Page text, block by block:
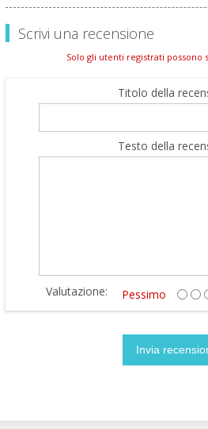
Scrivi una recensione
Solo gli utenti registrati possono
Titolo della
Testo della
Valutazione: Pessimo